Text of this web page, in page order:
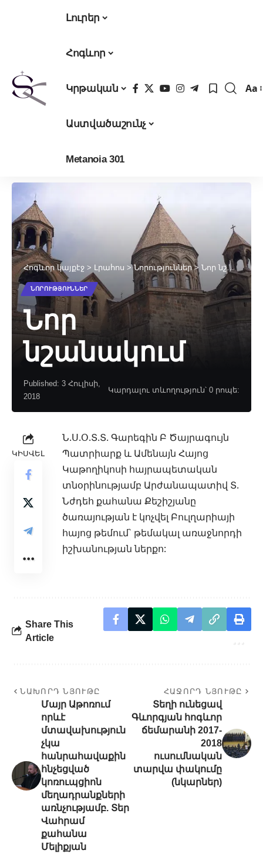
Լուրեր
Հոգևոր
Կրթական
Աստվածաշունչ
Metanoia 301
Aa
Հոգևոր կայքէջ > Լրահոս >Նորություններ> Նոր նշանակում
ՆՈՐՈՒԹՅՈՒՆՆԵՐ
Նոր
նշանակում
Published: 3 Հուլիսի,
2018
Կարդալու տևողություն՝ 0 րոպե:
ԿԻՍՎԵԼ
Ն.Ս.Օ.Տ.Տ. Գարեգին Բ Ծայրագույն
Պատրիարք և Ամենայն Հայոց
Կաթողիկոսի հայրապետական
տնօրինությամբ Արժանապատիվ Տ.
Նժդեհ քահանա Քեշիշյանը
ծառայության է կոչվել Բուլղարիայի
հայոց թեմում` թեմակալ առաջնորդի
իշխանության ներքո:
Share This
Article
ՆԱԽՈՐԴ ՆՅՈՒԹԸ
Մայր Աթոռում
որևէ
մտավախություն
չկա
հանրահավաքին
հնչեցված
կոռուպցիոն
մեղադրանքների
առնչությամբ. Տեր
Վահրամ
քահանա
Մելիքյան
ՀԱՋՈՐԴ ՆՅՈՒԹԸ
Տեղի ունեցավ
Գևորգյան հոգևոր
ճեմարանի 2017-
2018
ուսումնական
տարվա փակումը
(նկարներ)